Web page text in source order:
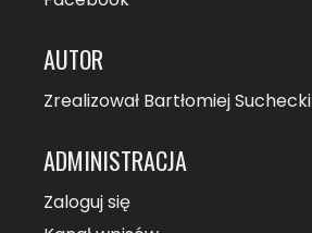
AUTOR
Zrealizował Bartłomiej Suchecki
ADMINISTRACJA
Zaloguj się